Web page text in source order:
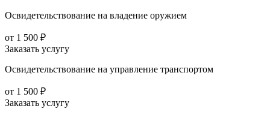
Освидетельствование на владение оружием
от 1 500 ₽
Заказать услугу
Освидетельствование на управление транспортом
от 1 500 ₽
Заказать услугу